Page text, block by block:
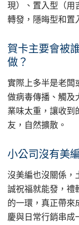
現）、置入型（用
轉發，隱晦型和置
賀卡主要會被
做？
實際上多半是老闆
做病毒傳播、觸及
業味太重，讓收到
友，自然擴散。
小公司沒有美
沒美編也沒關係，
誠祝福就能發，禮
的一環，真正帶來
慶與日常行銷串成